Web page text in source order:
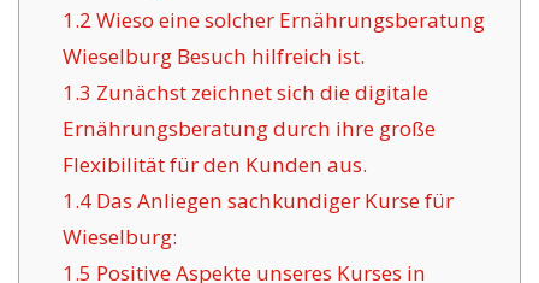
1.2 Wieso eine solcher Ernährungsberatung
Wieselburg Besuch hilfreich ist.
1.3 Zunächst zeichnet sich die digitale
Ernährungsberatung durch ihre große
Flexibilität für den Kunden aus.
1.4Das Anliegen sachkundiger Kurse für
Wieselburg:
1.5 Positive Aspekte unseres Kurses in